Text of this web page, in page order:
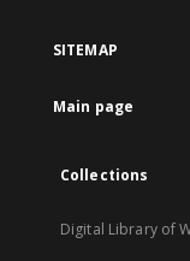
SITEMAP
Main page
Collections
Digital Library of